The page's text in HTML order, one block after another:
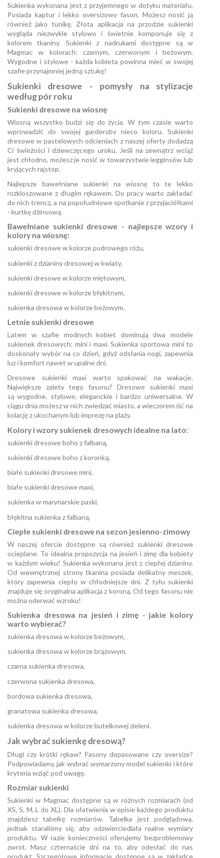
Sukienka wykonana jest z przyjemnego w dotyku materiału.
Posiada kaptur i lekko oversizowy fason. Możesz nosić ją
również jako tunikę. Złota aplikacja na przodzie sukienki
wygląda niezwykle stylowo i świetnie komponuje się z
kolorem tkaniny. Sukienki z nadrukami dostępne są w
Magmac w kolorach: czarnym, czerwonym i beżowym.
Wygodne i stylowe - każda kobieta powinna mieć w swojej
szafie przynajmniej jedną sztukę!
Sukienki dresowe - pomysły na stylizacje
według pór roku
Sukienki dresowe na wiosnę
Wiosną wszystko budzi się do życia. W tym czasie warto
wprowadzić do swojej garderoby nieco koloru. Sukienki
dresowe w pastelowych odcieniach z naszej oferty dodadzą
Ci świeżości i dziewczęcego uroku. Jeśli na zewnątrz wciąż
jest chłodno, możesz je nosić w towarzystwie legginsów lub
kryjących rajstop.
Najlepsze bawełniane sukienki na wiosnę to te lekko
rozkloszowane z długim rękawem. Do pracy warto zakładać
do nich trencz, a na popołudniowe spotkanie z przyjaciółkami
- kurtkę dżinsową.
Bawełniane sukienki dresowe - najlepsze wzory i
kolory na wiosnę:
sukienki dresowe w kolorze pudrowego różu,
sukienki z dzianiny dresowej w kwiaty,
sukienki dresowe w kolorze miętowym,
sukienki dresowe w kolorze błękitnym,
sukienka dresowa w kolorze beżowym.
Letnie sukienki dresowe
Latem w szafie modnych kobiet dominują dwa modele
sukienek dresowych: mini i maxi. Sukienka sportowa mini to
doskonały wybór na co dzień, gdyż odsłania nogi, zapewnia
luz i komfort nawet w upalne dni.
Dresowe sukienki maxi warto spakować na wakacje.
Największe zalety tego fasonu? Dresowe sukienki maxi
są wygodne, stylowe, eleganckie i bardzo uniwersalne. W
ciągu dnia możesz w nich zwiedzać miasto, a wieczorem iść na
kolację z ukochanym lub imprezę na plaży.
Kolory i wzory sukienek dresowych idealne na lato:
sukienki dresowe boho z falbaną,
sukienki dresowe boho z koronką,
białe sukienki dresowe mini,
białe sukienki dresowe maxi,
sukienka w marynarskie paski,
błękitna sukienka z falbaną.
Ciepłe sukienki dresowe na sezon jesienno-zimowy
W naszej ofercie dostępne są również sukienki dresowe
ocieplane. To idealna propozycja na jesień i zimę dla kobiety
w każdym wieku! Sukienka wykonana jest z ciepłej dzianiny.
Od wewnętrznej strony tkanina posiada delikatny meszek,
który zapewnia ciepło w chłodniejsze dni. Z tyłu sukienki
znajduje się oryginalna aplikacja z koroną. Od tego fasonu nie
można oderwać wzroku!
Sukienka dresowa na jesień i zimę - jakie kolory
warto wybierać?
sukienka dresowa w kolorze beżowym,
sukienka dresowa w kolorze brązowym,
czarna sukienka dresowa,
czerwona sukienka dresowa,
bordowa sukienka dresowa,
granatowa sukienka dresowa,
sukienka dresowa w kolorze butelkowej zieleni.
Jak wybrać sukienkę dresową?
Długi czy krótki rękaw? Fasony dopasowane czy oversize?
Podpowiadamy, jak wybrać wymarzony model sukienki i które
kryteria wziąć pod uwagę.
Rozmiar sukienki
Sukienki w Magmac dostępne są w różnych rozmiarach (od
XS, S, M, L do XL). Dla ułatwienia w opisie każdego produktu
znajdziesz tabelkę rozmiarów. Tabelka jest podglądowa,
jednak staraliśmy się, aby odzwierciedlała realne wymiary
produktu. W razie konieczności oferujemy bezproblemowy
zwrot. Masz czternaście dni na to, aby odesłać do nas